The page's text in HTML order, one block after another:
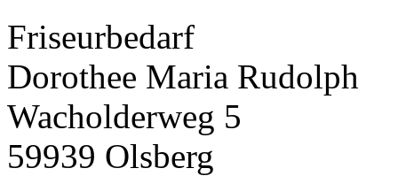
Friseurbedarf
Dorothee Maria Rudolph
Wacholderweg 5
59939 Olsberg